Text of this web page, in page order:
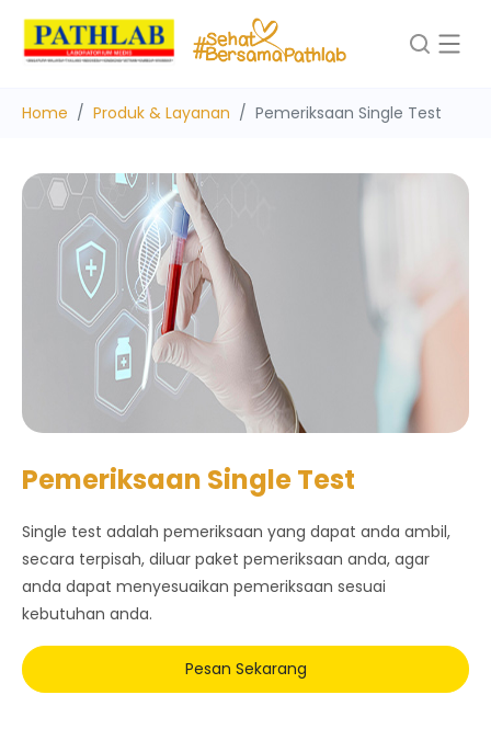
Home Produk & Layanan Pemeriksaan Single Test
Pemeriksaan Single Test
Single test adalah pemeriksaan yang dapat anda ambil,
secara terpisah, diluar paket pemeriksaan anda, agar
anda dapat menyesuaikan pemeriksaan sesuai
kebutuhan anda.
Pesan Sekarang